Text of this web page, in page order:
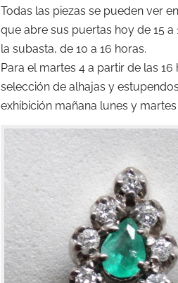
Todas las piezas se pueden ver
que abre sus puertas hoy de 15 a
la subasta, de 10 a 16 horas.
Para el martes 4 a partir de las
selección de alhajas y
exhibición mañana lunes y